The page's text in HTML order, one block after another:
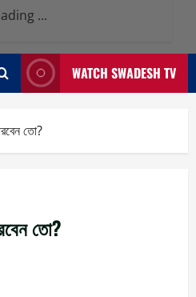
...
WATCH SWADESH TV
তো?
তো?